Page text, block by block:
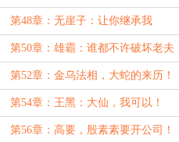
第48章：无崖子：让你继承我
的……
第50章：雄霸：谁都不许破坏老夫
的田！
第52章：金乌法相，大蛇的来历！
第54章：王黑：大仙，我可以！
第56章：高要，殷素素要开公司！